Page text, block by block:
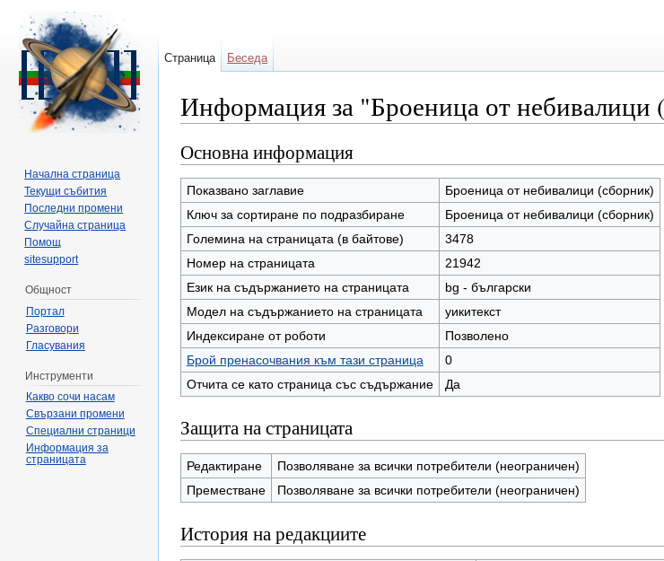
Информация за "Броеница от небивалици
Основна информация
Показвано заглавие
Броеница от небивалици (сборник)
Ключ за сортиране по подразбиране
Броеница от небивалици (сборник)
Големина на страницата (в байтове)
3478
Номер на страницата
21942
Език на съдържанието на страницата
bg - български
Модел на съдържанието на страницата
уикитекст
Индексиране от роботи
Позволено
Брой пренасочвания към тази страница
0
Отчита се като страница със съдържание
Да
Защита на страницата
Редактиране
Позволяване за всички потребители (неограничен)
Преместване
Позволяване за всички потребители (неограничен)
История на редакциите
Страница Беседа
Начална страница
Текущи събития
Последни промени
Случайна страница
Помощ
sitesupport
Общност
Портал
Разговори
Гласувания
Инструменти
Какво сочи насам
Свързани промени
Специални страници
Информация за
страницата